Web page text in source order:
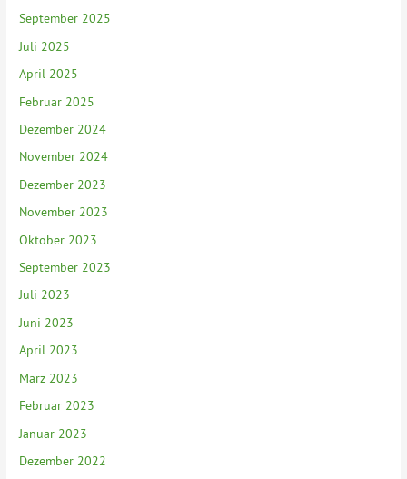
September 2025
Juli 2025
April 2025
Februar 2025
Dezember 2024
November 2024
Dezember 2023
November 2023
Oktober 2023
September 2023
Juli 2023
Juni 2023
April 2023
März 2023
Februar 2023
Januar 2023
Dezember 2022